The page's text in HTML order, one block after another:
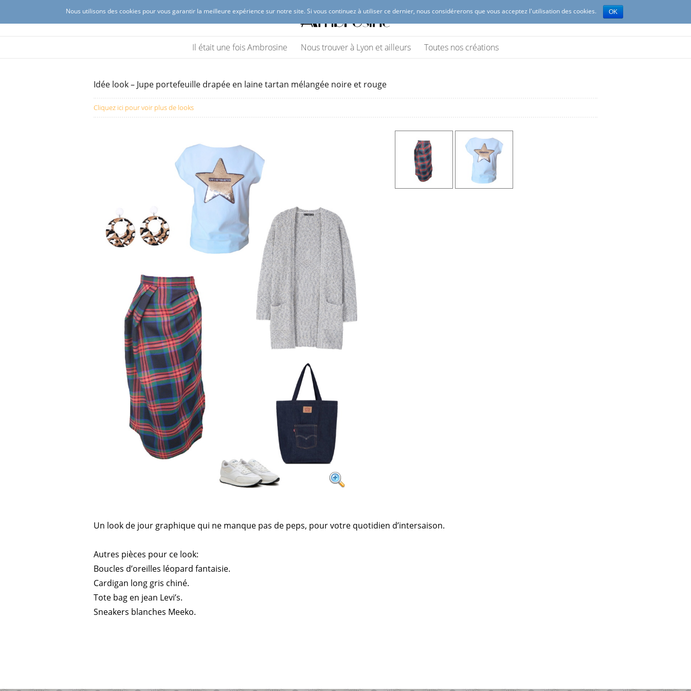
Il était une fois Ambrosine
Nous trouver à Lyon et ailleurs Toutes nos créations
Idée look – Jupe portefeuille drapée en laine tartan mélangée noire et rouge
Cliquez ici pour voir plus de looks
Un look de jour graphique qui ne manque pas de peps, pour votre quotidien d’intersaison.
Autres pièces pour ce look:
Boucles d’oreilles léopard fantaisie.
Cardigan long gris chiné.
Tote bag en jean Levi’s.
Sneakers blanches Meeko.
Nous utilisons des cookies pour vous garantir la meilleure expérience sur notre site. Si vous continuez à utiliser ce dernier, nous considérerons que vous acceptez l'utilisation des cookies. OK